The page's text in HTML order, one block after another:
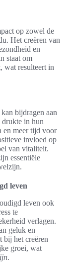
op zowel de
Het creëren van
en
staat om
wat resulteert in
bijdragen aan
in hun
en meer tijd voor
invloed op
van vitaliteit.
essentiële
leven
leven ook
te
verlagen.
geluk en
bij het creëren
groei, wat
.